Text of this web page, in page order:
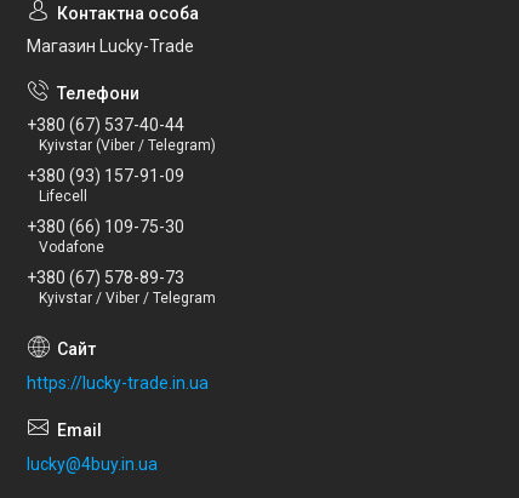
Магазин Lucky-Trade
+380 (67) 537-40-44
Kyivstar (Viber / Telegram)
+380 (93) 157-91-09
Lifecell
+380 (66) 109-75-30
Vodafone
+380 (67) 578-89-73
Kyivstar / Viber / Telegram
https://lucky-trade.in.ua
lucky@4buy.in.ua